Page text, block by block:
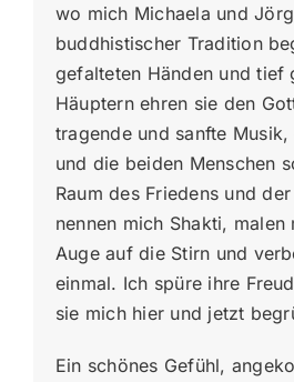
wo mich Michaela und
buddhistischer Tradition
gefalteten Händen und tief
Häuptern ehren sie den
tragende und sanfte
und die beiden Menschen
Raum des Friedens und
nennen mich Shakti,
Auge auf die Stirn und
einmal. Ich spüre ihre
sie mich hier und jetzt
Ein schönes Gefühl,